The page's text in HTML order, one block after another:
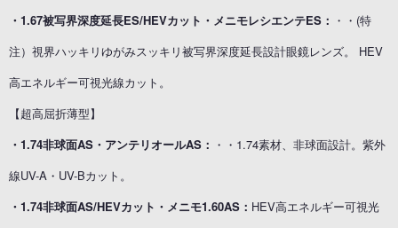
・1.67被写界深度延長ES/HEVカット・メニモレシエンテES： ・・(特
注）視界ハッキリゆがみスッキリ被写界深度延長設計眼鏡レンズ。 HEV
高エネルギー可視光線カット。
【超高屈折薄型】
・1.74非球面AS・アンテリオールAS： ・・1.74素材、非球面設計。紫外
線UV-A・UV-Bカット。
・1.74非球面AS/HEVカット・メニモ1.60AS： HEV高エネルギー可視光